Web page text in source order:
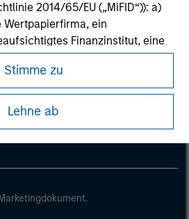
2014/65/EU („MiFID“)): a)
Wertpapierfirma, ein
Finanzinstitut, eine
ein Organismus für
oder dessen
ein Pensionsfonds oder
ein Warenhändler
der in jedem Fall für die Tätigkeit
folgenden
auf Unternehmensbasis erfüllt: (i)
Stimme zu
Lehne ab